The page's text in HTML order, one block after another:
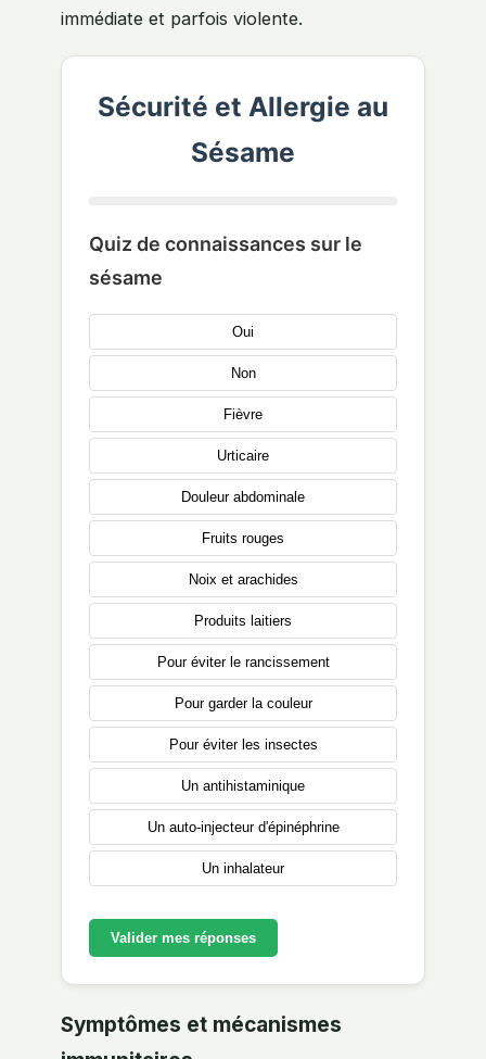
immédiate et parfois violente.
Sécurité et Allergie au
Sésame
Quiz de connaissances sur le
sésame
Oui
Non
Fièvre
Urticaire
Douleur abdominale
Fruits rouges
Noix et arachides
Produits laitiers
Pour éviter le rancissement
Pour garder la couleur
Pour éviter les insectes
Un antihistaminique
Un auto-injecteur d'épinéphrine
Un inhalateur
Valider mes réponses
Symptômes et mécanismes